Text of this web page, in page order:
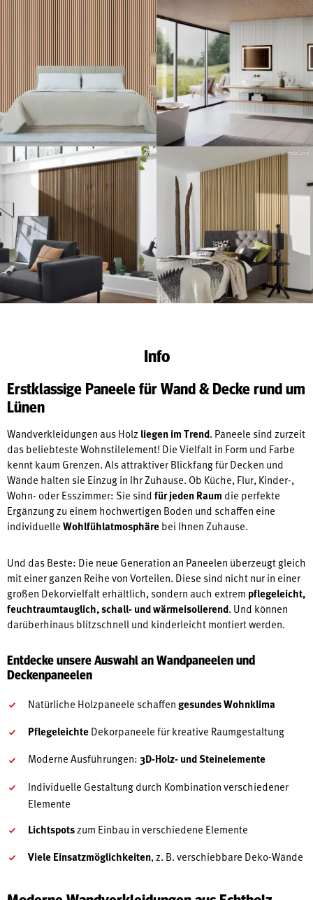
© HolzLand © HolzLand
Info
Erstklassige Paneele für Wand & Decke rund um
Lünen
Wandverkleidungen aus Holz liegen im Trend. Paneele sind zurzeit
das beliebteste Wohnstilelement! Die Vielfalt in Form und Farbe
kennt kaum Grenzen. Als attraktiver Blickfang für Decken und
Wände halten sie Einzug in Ihr Zuhause. Ob Küche, Flur, Kinder-,
Wohn- oder Esszimmer: Sie sindfür jeden Raum die perfekte
Ergänzung zu einem hochwertigen Boden und schaffen eine
individuelleWohlfühlatmosphärebei Ihnen Zuhause.
Und das Beste: Die neue Generation an Paneelen überzeugt gleich
mit einer ganzen Reihe von Vorteilen. Diese sind nicht nur in einer
großen Dekorvielfalt erhältlich, sondern auch extrem pflegeleicht,
feuchtraumtauglich, schall- und wärmeisolierend. Und können
darüberhinaus blitzschnell und kinderleicht montiert werden.
Entdecke unsere Auswahl an Wandpaneelen und
Deckenpaneelen
Natürliche Holzpaneele schaffengesundes Wohnklima
PflegeleichteDekorpaneele für kreative Raumgestaltung
Moderne Ausführungen:3D-Holz- und Steinelemente
Individuelle Gestaltung durch Kombination verschiedener
Elemente
Lichtspotszum Einbau in verschiedene Elemente
Viele Einsatzmöglichkeiten, z. B. verschiebbare Deko-Wände